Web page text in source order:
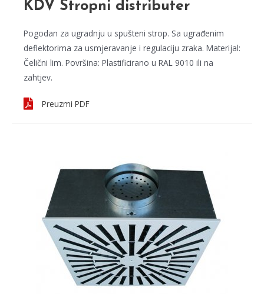
KDV Stropni distributer
Pogodan za ugradnju u spušteni strop. Sa ugrađenim
deflektorima za usmjeravanje i regulaciju zraka. Materijal:
Čelični lim. Površina: Plastificirano u RAL 9010 ili na
zahtjev.
Preuzmi PDF